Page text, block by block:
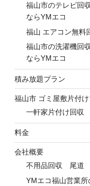
福山市のテレビ回
ならYMエコ
福山 エアコン無料
福山市の洗濯機回
ならYMエコ
積み放題プラン
福山市 ゴミ屋敷片付
一軒家片付け回収
料金
会社概要
不用品回収 尾道
YMエコ福山営業